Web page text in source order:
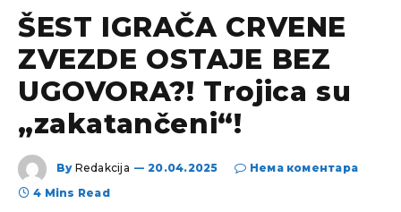
ŠEST IGRAČA CRVENE
ZVEZDE OSTAJE BEZ
UGOVORA?! Trojica su
„zakatančeni“!
By Redakcija 20.04.2025
Нема коментара
4 Mins Read